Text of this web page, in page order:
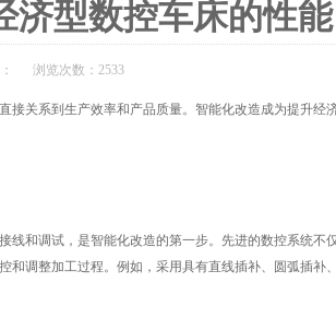
型数控车床的性能
： 浏览次数：2533
关系到生产效率和产品质量。智能化改造成为提升经
和调试，是智能化改造的第一步。先进的数控系统不
和调整加工过程。例如，采用具有直线插补、圆弧插补